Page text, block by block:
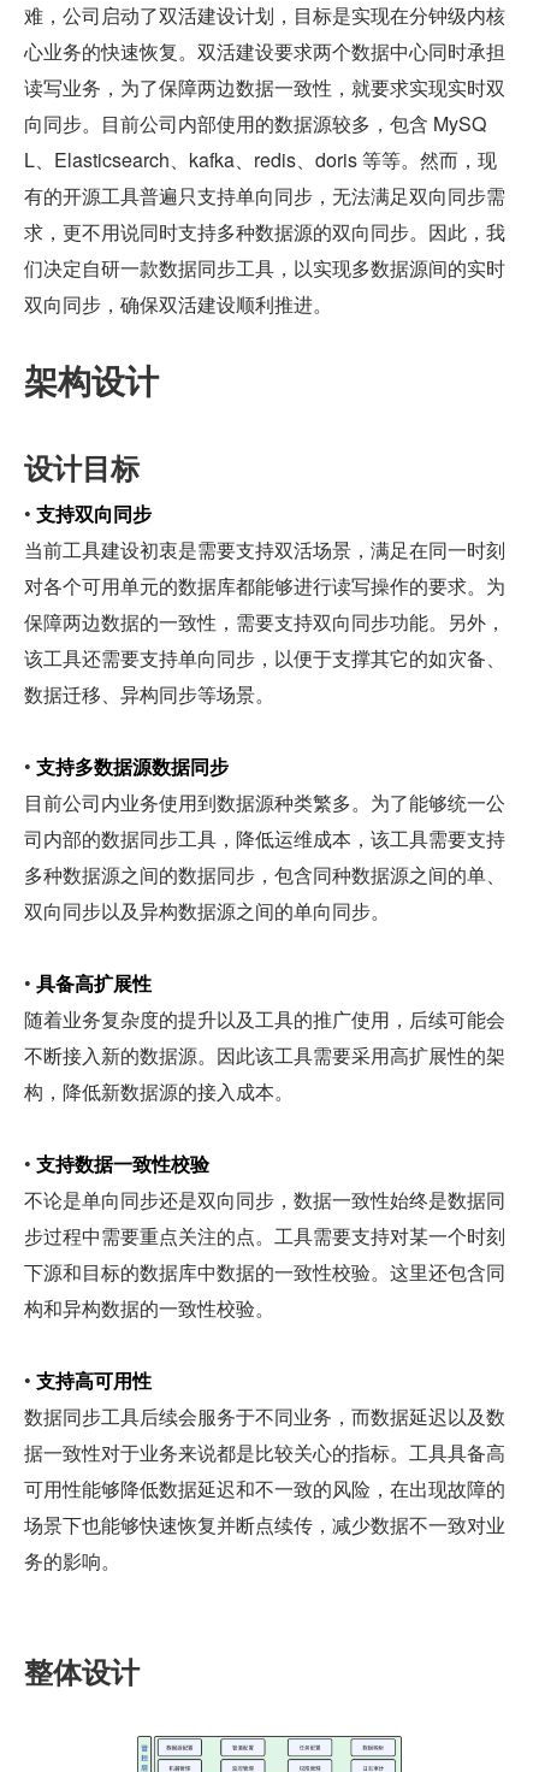
难，公司启动了双活建设计划，目标是实现在分钟级内核
心业务的快速恢复。双活建设要求两个数据中心同时承担
读写业务，为了保障两边数据一致性，就要求实现实时双
向同步。目前公司内部使用的数据源较多，包含 MySQ
L、Elasticsearch、kafka、redis、doris 等等。然而，现
有的开源工具普遍只支持单向同步，无法满足双向同步需
求，更不用说同时支持多种数据源的双向同步。因此，我
们决定自研一款数据同步工具，以实现多数据源间的实时
双向同步，确保双活建设顺利推进。
架构设计
设计目标
• 支持双向同步
当前工具建设初衷是需要支持双活场景，满足在同一时刻
对各个可用单元的数据库都能够进行读写操作的要求。为
保障两边数据的一致性，需要支持双向同步功能。另外，
该工具还需要支持单向同步，以便于支撑其它的如灾备、
数据迁移、异构同步等场景。
• 支持多数据源数据同步
目前公司内业务使用到数据源种类繁多。为了能够统一公
司内部的数据同步工具，降低运维成本，该工具需要支持
多种数据源之间的数据同步，包含同种数据源之间的单、
双向同步以及异构数据源之间的单向同步。
• 具备高扩展性
随着业务复杂度的提升以及工具的推广使用，后续可能会
不断接入新的数据源。因此该工具需要采用高扩展性的架
构，降低新数据源的接入成本。
• 支持数据一致性校验
不论是单向同步还是双向同步，数据一致性始终是数据同
步过程中需要重点关注的点。工具需要支持对某一个时刻
下源和目标的数据库中数据的一致性校验。这里还包含同
构和异构数据的一致性校验。
• 支持高可用性
数据同步工具后续会服务于不同业务，而数据延迟以及数
据一致性对于业务来说都是比较关心的指标。工具具备高
可用性能够降低数据延迟和不一致的风险，在出现故障的
场景下也能够快速恢复并断点续传，减少数据不一致对业
务的影响。
整体设计